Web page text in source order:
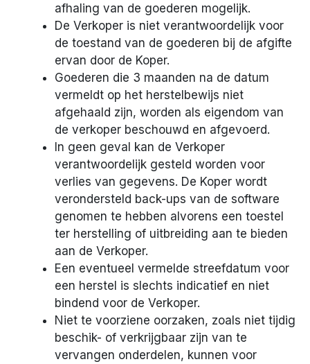
afhaling van de goederen mogelijk.
De Verkoper is niet verantwoordelijk voor
de toestand van de goederen bij de afgifte
ervan door de Koper.
Goederen die 3 maanden na de datum
vermeldt op het herstelbewijs niet
afgehaald zijn, worden als eigendom van
de verkoper beschouwd en afgevoerd.
In geen geval kan de Verkoper
verantwoordelijk gesteld worden voor
verlies van gegevens. De Koper wordt
verondersteld back-ups van de software
genomen te hebben alvorens een toestel
ter herstelling of uitbreiding aan te bieden
aan de Verkoper.
Een eventueel vermelde streefdatum voor
een herstel is slechts indicatief en niet
bindend voor de Verkoper.
Niet te voorziene oorzaken, zoals niet tijdig
beschik- of verkrijgbaar zijn van te
vervangen onderdelen, kunnen voor